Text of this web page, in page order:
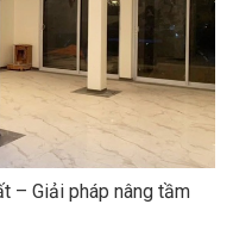
– Giải pháp nâng tầm